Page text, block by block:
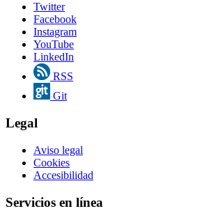
Twitter
Facebook
Instagram
YouTube
LinkedIn
RSS
Git
Legal
Aviso legal
Cookies
Accesibilidad
Servicios en línea